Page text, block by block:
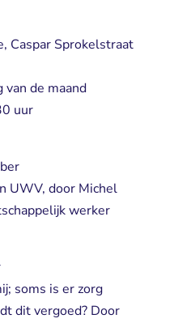
Caspar Sprokelstraat
van de maand
uur
UWV, door Michel
werker
soms is er zorg
dit vergoed? Door